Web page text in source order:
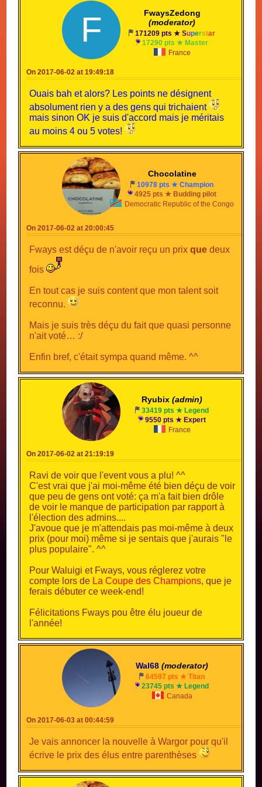
FWAYSGAMER!!!!!
Gollum93 (1 voix)
Félicitations à tous le monde et à l'année
prochaine!
FwaysZedong
(moderator)
F 171209 pts ★Superstar
17290 pts ★ Master
France
On 2017-06-02 at 19:49:18
Ouais bah et alors? Les points ne désignent
absolument rien y a des gens qui trichaient
mais sinon OK je suis d'accord mais je méritais
au moins 4 ou 5 votes!
Chocolatine
10978 pts ★ Champion
4925 pts ★ Budding pilot
Democratic Republic of the Congo
On 2017-06-02 at 20:00:45
Fways est déçu de n'avoir reçu un prixque deux
fois
En tout cas je suis content que mon talent soit
reconnu.
Mais je suis très déçu du fait que quasi personne
n'ait voté… :/
Enfin bref, c'était sympa quand même. ^^
Ryubix (admin)
33419 pts ★ Legend
9550 pts ★ Expert
France
On 2017-06-02 at 21:19:19
Ravi de voir que l'event vous a plu! ^^
C'est vrai que j'ai moi-même été bien déçu de voir
que peu de gens ont voté: ça m'a fait bien drôle
de voir le manque de participation par rapport à
l'élection des admins....
J'avoue que je m'attendais pas moi-même à deux
prix (pour moi) même si je sentais que j'aurais "le
plus populaire". ^^
Pour Waluigi et Fways, vous réglerez votre
compte lors de La Coupe des Champions, que je
ferais débuter ce week-end!
Félicitations Fways pou être élu joueur de
l'année!
Wal68 (moderator)
64597 pts ★ Titan
23745 pts ★ Legend
Canada
On 2017-06-03 at 00:44:59
Je vais annoncer la nouvelle à Wargor pour qu'il
écrive le prix des élus entre parenthèses